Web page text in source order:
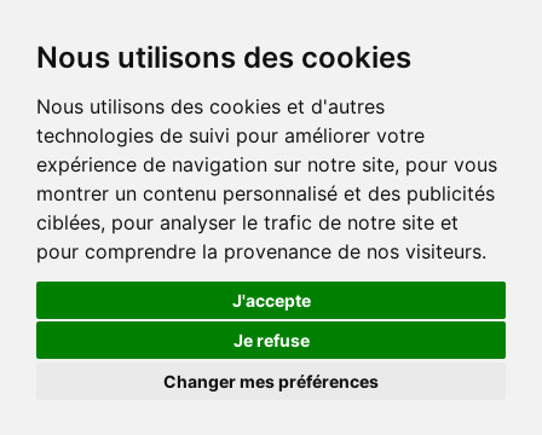
Nous utilisons des cookies
Nous utilisons des cookies et d'autres
technologies de suivi pour améliorer votre
expérience de navigation sur notre site, pour vous
montrer un contenu personnalisé et des publicités
ciblées, pour analyser le trafic de notre site et
pour comprendre la provenance de nos visiteurs.
J'accepte
Je refuse
Changer mes préférences